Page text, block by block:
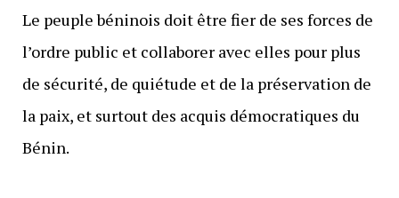
Le peuple béninois doit être fier de ses forces de
l’ordre public et collaborer avec elles pour plus
de sécurité, de quiétude et de la préservation de
la paix, et surtout des acquis démocratiques du
Bénin.